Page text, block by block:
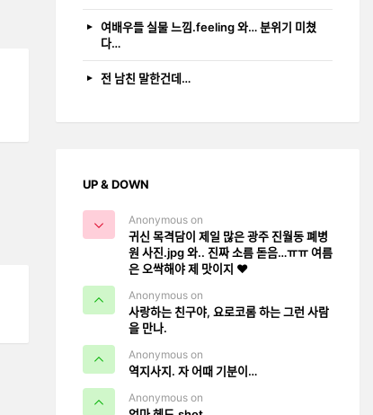
여배우들 실물 느낌.feeling 와… 분위기 미쳤
다…
전 남친 말한건데…
UP & DOWN
Anonymous on
귀신 목격담이 제일 많은 광주 진월동 폐병
원 사진.jpg 와.. 진짜 소름 돋음…ㅠㅠ 여름
은 오싹해야 제 맛이지 ❤️
Anonymous on
사랑하는 친구야, 요로코롬 하는 그런 사람
을 만나.
Anonymous on
역지사지. 자 어때 기분이…
Anonymous on